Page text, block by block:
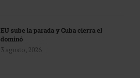
EU sube la parada y Cuba cierra el
dominó
3 agosto, 2026